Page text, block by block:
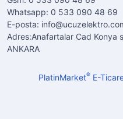
Whatsapp: 0 533 090 48 69
E-posta:
Adres:Anafartalar Cad Konya
ANKARA
PlatinMarket®E-